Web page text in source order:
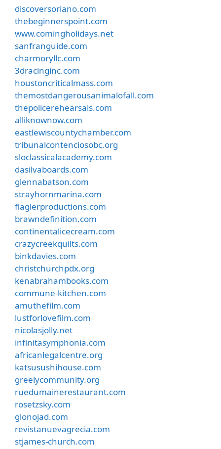
discoversoriano.com
thebeginnerspoint.com
www.comingholidays.net
sanfranguide.com
charmoryllc.com
3dracinginc.com
houstoncriticalmass.com
themostdangerousanimalofall.com
thepolicerehearsals.com
alliknownow.com
eastlewiscountychamber.com
tribunalcontenciosobc.org
sloclassicalacademy.com
dasilvaboards.com
glennabatson.com
strayhornmarina.com
flaglerproductions.com
brawndefinition.com
continentalicecream.com
crazycreekquilts.com
binkdavies.com
christchurchpdx.org
kenabrahambooks.com
commune-kitchen.com
amuthefilm.com
lustforlovefilm.com
nicolasjolly.net
infinitasymphonia.com
africanlegalcentre.org
katsusushihouse.com
greelycommunity.org
ruedumainerestaurant.com
rosetzsky.com
glonojad.com
revistanuevagrecia.com
stjames-church.com